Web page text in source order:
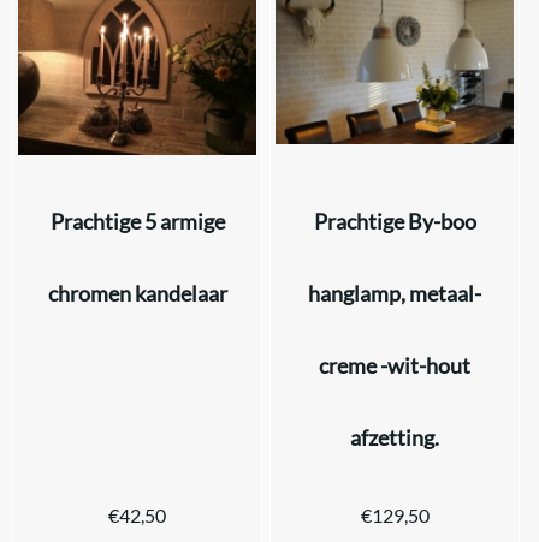
Prachtige 5 armige
chromen kandelaar
€42,50
Prachtige By-boo
hanglamp, metaal-
creme -wit-hout
afzetting.
€129,50